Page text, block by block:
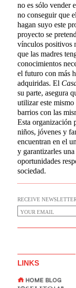
no es sólo vender
no conseguir que
hagan suyo este
proyecto se
vínculos positivos
que las madres
conocimientos
el futuro con más
adquiridas. El
su parte, asegura
utilizar este
barrios con las
Esta organización
niños, jóvenes y
encuentran en el
y garantizarles
oportunidades
sociedad.
RECEIVE NEWSLETTER
LINKS